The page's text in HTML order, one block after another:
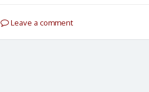
Leave a comment